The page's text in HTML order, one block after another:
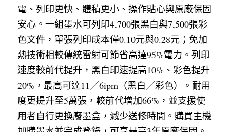
電、列印更快、體積更小、操作貼心與原廠保固
安心。一組墨水可列印4,700張黑白與7,500張彩
色文件，單張列印成本僅0.10元與0.28元；免加
熱技術相較傳統雷射可節省高達95%電力。列印
速度較前代提升，黑白印速提高10%、彩色提升
20%，最高可達11／6ipm（黑白／彩色）。耐用
度更提升至5萬張，較前代增加66%，並支援使
用者自行更換廢墨盒，減少送修時間。購買主機